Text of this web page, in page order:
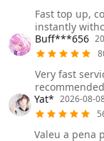
Fast top up,
instantly
Buff***656
Very fast
Yat* 2026-08-
Valeu a pena